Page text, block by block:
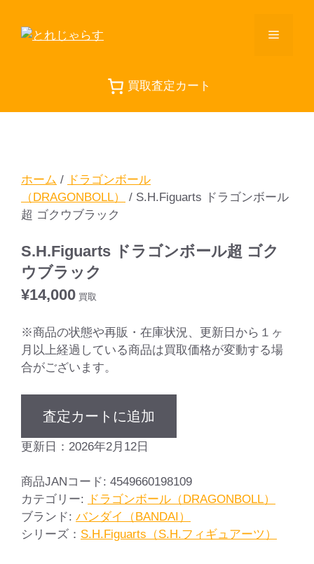
ス
メ
買取査定カート
ホーム / ドラゴンボール
（DRAGONBOLL）
/ S.H.Figuarts ドラゴンボール
超 ゴクウブラック
S.H.Figuarts ドラゴンボール超 ゴク
ウブラック
¥14,000 買取
※商品の状態や再販・在庫状況、更新日から１ヶ
月以上経過している商品は買取価格が変動する場
合がございます。
査定カートに追加
更新日：2026年2月12日
商品JANコード: 4549660198109
カテゴリー:
ドラゴンボール（DRAGONBOLL）
ブランド: バンダイ（BANDAI）
シリーズ： S.H.Figuarts（S.H.フィギュアーツ）